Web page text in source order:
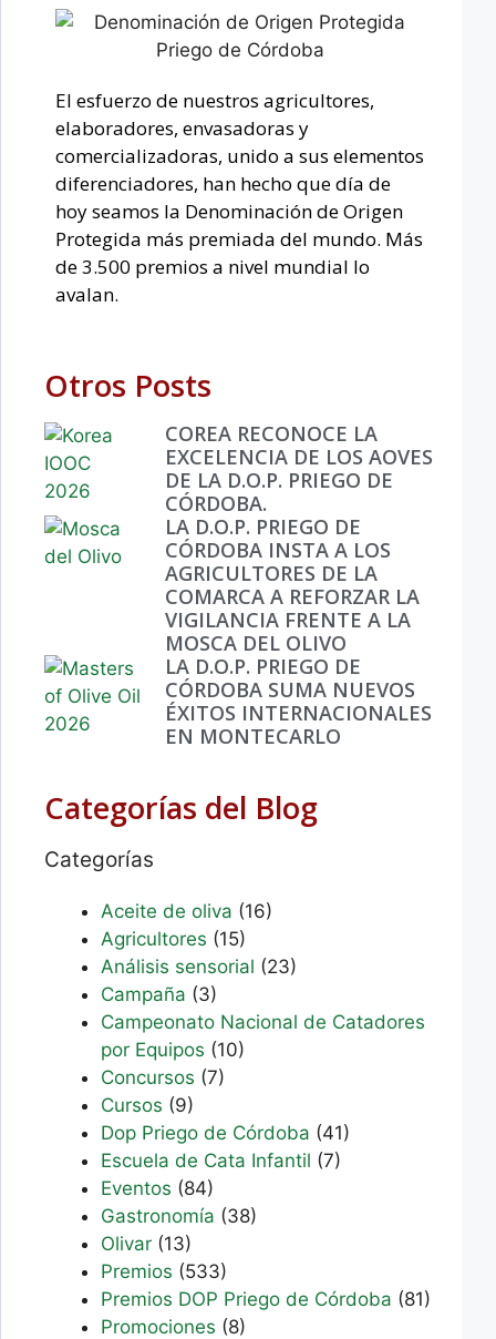
El esfuerzo de nuestros agricultores,
elaboradores, envasadoras y
comercializadoras, unido a sus elementos
diferenciadores, han hecho que día de
hoy seamos la Denominación de Origen
Protegida más premiada del mundo. Más
de 3.500 premios a nivel mundial lo
avalan.
Otros Posts
COREA RECONOCE LA
EXCELENCIA DE LOS AOVES
DE LA D.O.P. PRIEGO DE
CÓRDOBA.
LA D.O.P. PRIEGO DE
CÓRDOBA INSTA A LOS
AGRICULTORES DE LA
COMARCA A REFORZAR LA
VIGILANCIA FRENTE A LA
MOSCA DEL OLIVO
LA D.O.P. PRIEGO DE
CÓRDOBA SUMA NUEVOS
ÉXITOS INTERNACIONALES
EN MONTECARLO
Categorías del Blog
Categorías
Aceite de oliva (16)
Agricultores (15)
Análisis sensorial (23)
Campaña (3)
Campeonato Nacional de Catadores
por Equipos (10)
Concursos (7)
Cursos (9)
Dop Priego de Córdoba (41)
Escuela de Cata Infantil (7)
Eventos (84)
Gastronomía (38)
Olivar (13)
Premios (533)
Premios DOP Priego de Córdoba (81)
Promociones (8)